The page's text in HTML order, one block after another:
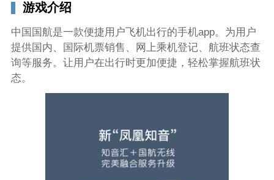
游戏介绍
中国国航是一款便捷用户飞机出行的手机app。为用户
提供国内、国际机票销售、网上乘机登记、航班状态查
询等服务。让用户在出行时更加便捷，轻松掌握航班状
态。